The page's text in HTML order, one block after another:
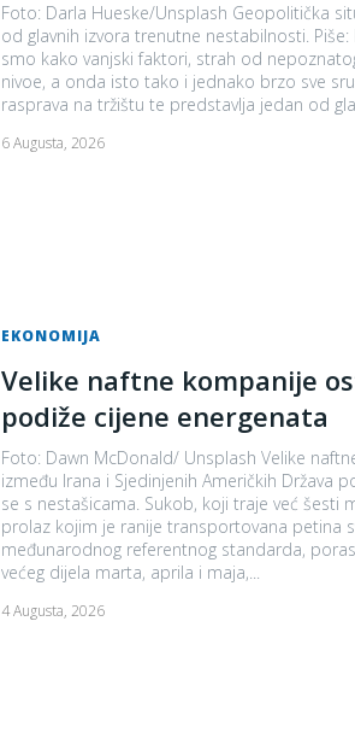
Foto: Darla Hueske/Unsplash Geopolitička
od glavnih izvora trenutne nestabilnosti. Piše: Robert Jurišić Vrlo zanimljiv, a posebno volatilan bio je juli. U mjesec dana iza nas vidjeli
smo kako vanjski faktori, strah od
nivoe, a onda isto tako i jednako brzo sve
rasprava na tržištu te predstavlja jedan od
6 Augusta, 2026
EKONOMIJA
Velike naftne kompanije
podiže cijene energenata
Foto: Dawn McDonald/ Unsplash Velike
između Irana i Sjedinjenih Američkih Država
se s nestašicama. Sukob, koji traje već šesti mjesec, zaustavio je većinu pomorskog saobraćaja kroz Hormuški moreuz, uski morski
prolaz kojim je ranije transportovana petina
međunarodnog referentnog standarda,
većeg dijela marta, aprila i maja,...
4 Augusta, 2026